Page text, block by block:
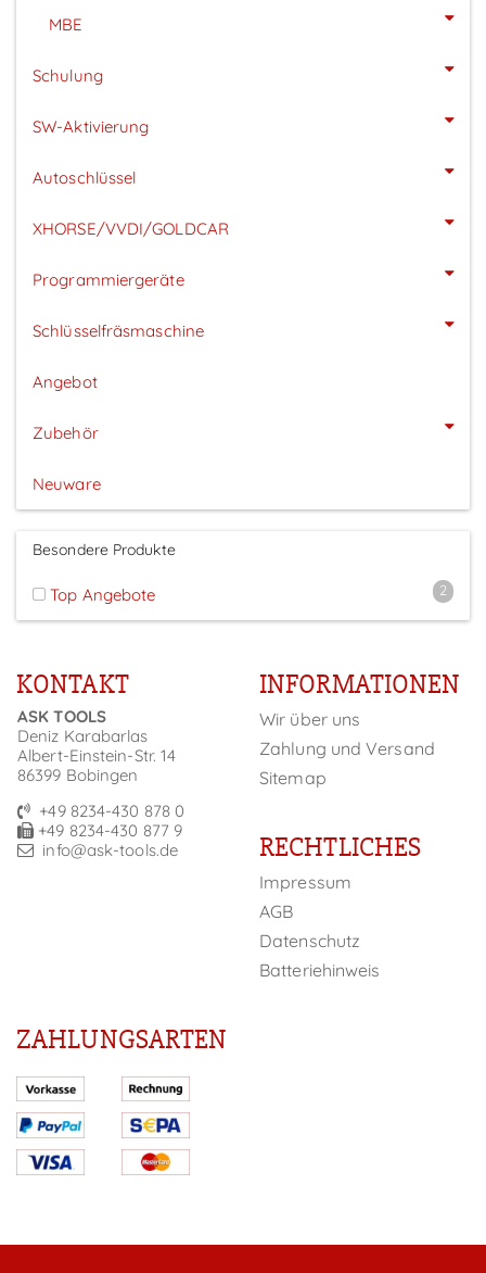
MBE
Schulung
SW-Aktivierung
Autoschlüssel
XHORSE/VVDI/GOLDCAR
Programmiergeräte
Schlüsselfräsmaschine
Angebot
Zubehör
Neuware
Besondere Produkte
2
Top Angebote
KONTAKT
ASK TOOLS
Deniz Karabarlas
Albert-Einstein-Str. 14
86399 Bobingen
+49 8234-430 878 0
+49 8234-430 877 9
info@ask-tools.de
INFORMATIONEN
Wir über uns
Zahlung und Versand
Sitemap
RECHTLICHES
Impressum
AGB
Datenschutz
Batteriehinweis
ZAHLUNGSARTEN